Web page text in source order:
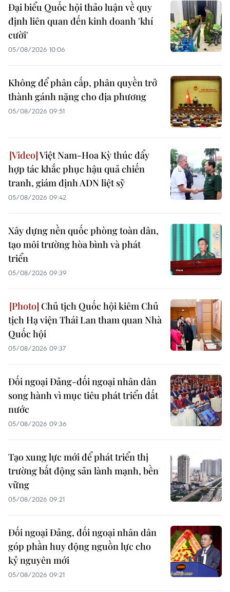
Đại biểu Quốc hội thảo luận về quy
định liên quan đến kinh doanh 'khí
cười'
05/08/2026 10:06
Không để phân cấp, phân quyền trở
thành gánh nặng cho địa phương
05/08/2026 09:51
Việt Nam-Hoa Kỳ thúc đẩy
hợp tác khắc phục hậu quả chiến
tranh, giám định ADN liệt sỹ
05/08/2026 09:42
Xây dựng nền quốc phòng toàn dân,
tạo môi trường hòa bình và phát
triển
05/08/2026 09:39
Chủ tịch Quốc hội kiêm Chủ
tịch Hạ viện Thái Lan tham quan Nhà
Quốc hội
05/08/2026 09:37
Đối ngoại Đảng-đối ngoại nhân dân
song hành vì mục tiêu phát triển đất
nước
05/08/2026 09:36
Tạo xung lực mới để phát triển thị
trường bất động sản lành mạnh, bền
vững
05/08/2026 09:21
Đối ngoại Đảng, đối ngoại nhân dân
góp phần huy động nguồn lực cho
kỷ nguyên mới
05/08/2026 09:21